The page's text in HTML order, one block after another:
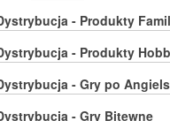
- Produkty
- Produkty
- Gry po
- Gry Bitewne